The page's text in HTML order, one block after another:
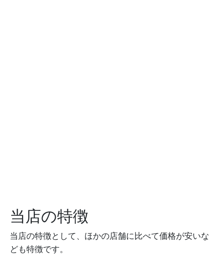
当店の特徴
当店の特徴として、ほかの店舗に比べて価格が安いな
ども特徴です。